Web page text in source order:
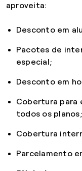
aproveita:
Desconto em
Pacotes de
especial;
Desconto em
Cobertura para
todos os planos;
Cobertura
Parcelamento